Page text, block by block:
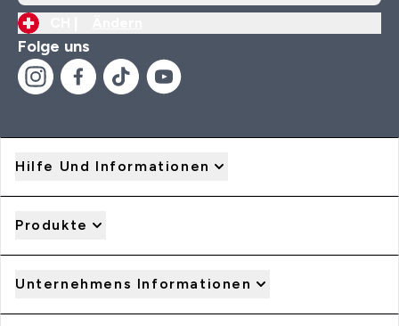
Folge uns
Hilfe Und Informationen
Produkte
Unternehmens Informationen